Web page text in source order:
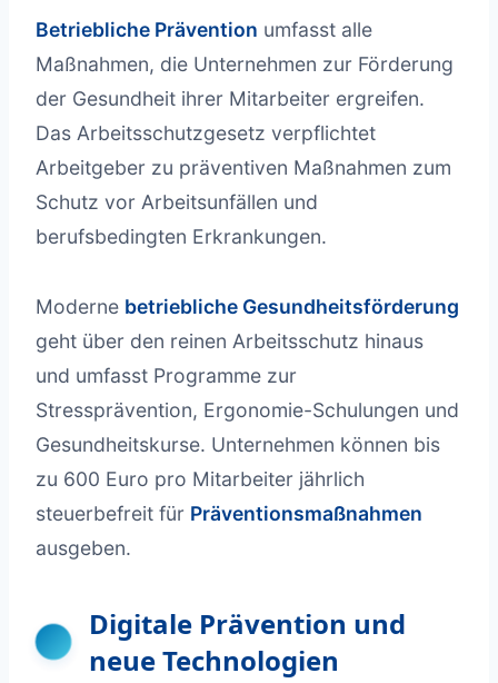
Betriebliche Prävention umfasst alle
Maßnahmen, die Unternehmen zur Förderung
der Gesundheit ihrer Mitarbeiter ergreifen.
Das Arbeitsschutzgesetz verpflichtet
Arbeitgeber zu präventiven Maßnahmen zum
Schutz vor Arbeitsunfällen und
berufsbedingten Erkrankungen.
Moderne betriebliche Gesundheitsförderung
geht über den reinen Arbeitsschutz hinaus
und umfasst Programme zur
Stressprävention, Ergonomie-Schulungen und
Gesundheitskurse. Unternehmen können bis
zu 600 Euro pro Mitarbeiter jährlich
steuerbefreit für Präventionsmaßnahmen
ausgeben.
Digitale Prävention und
neue Technologien